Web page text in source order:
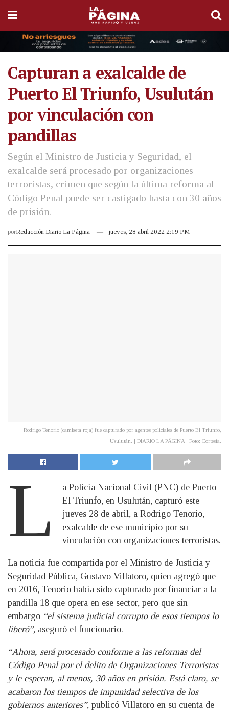
Capturan a exalcalde de
Puerto El Triunfo, Usulután
por vinculación con
pandillas
Según el Ministro de Justicia y Seguridad, el
exalcalde será procesado por organizaciones
terroristas, crimen que según la última reforma al
Código Penal puede ser castigado hasta con 30 años
de prisión.
porRedacción Diario La Página jueves, 28 abril 2022 2:19 PM
Rodrigo Tenorio (camiseta roja) fue capturado por agentes policiales de Puerto El Triunfo,
Usulután. | DIARIO LA PÁGINA | Foto: Cortesía.
L
a Policía Nacional Civil (PNC) de Puerto
El Triunfo, en Usulután, capturó este
jueves 28 de abril, a Rodrigo Tenorio,
exalcalde de ese municipio por su
vinculación con organizaciones terroristas.
La noticia fue compartida por el Ministro de Justicia y
Seguridad Pública, Gustavo Villatoro, quien agregó que
en 2016, Tenorio había sido capturado por financiar a la
pandilla 18 que opera en ese sector, pero que sin
embargo “el sistema judicial corrupto de esos tiempos lo
liberó”, aseguró el funcionario.
“Ahora, será procesado conforme a las reformas del
Código Penal por el delito de Organizaciones Terroristas
y le esperan, al menos, 30 años en prisión. Está claro, se
acabaron los tiempos de impunidad selectiva de los
gobiernos anteriores”, publicó Villatoro en su cuenta de